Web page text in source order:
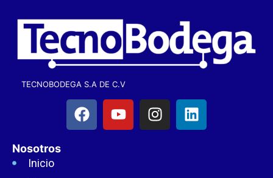
TECNOBODEGA S.A DE C.V
Nosotros
Inicio